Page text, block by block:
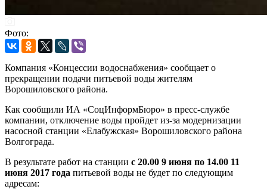
Фото:
Компания «Концессии водоснабжения» сообщает о
прекращении подачи питьевой воды жителям
Ворошиловского района.
Как сообщили ИА «СоцИнформБюро» в пресс-службе
компании, отключение воды пройдет из-за модернизации
насосной станции «Елабужская» Ворошиловского района
Волгограда.
В результате работ на станции с 20.00 9 июня по 14.00 11
июня 2017 года питьевой воды не будет по следующим
адресам: